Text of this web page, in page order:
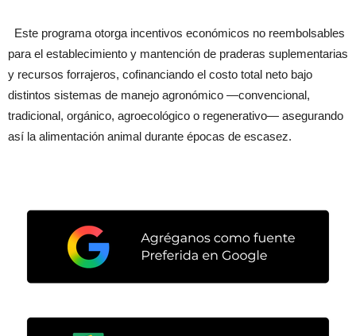
Este programa otorga incentivos económicos no reembolsables
para el establecimiento y mantención de praderas suplementarias
y recursos forrajeros, cofinanciando el costo total neto bajo
distintos sistemas de manejo agronómico —convencional,
tradicional, orgánico, agroecológico o regenerativo— asegurando
así la alimentación animal durante épocas de escasez.